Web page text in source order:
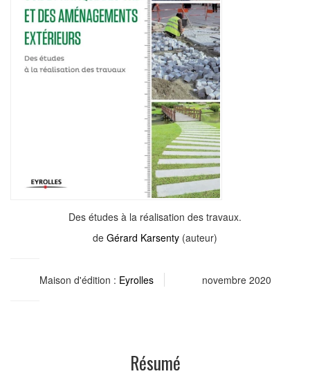
Des études à la réalisation des travaux.
de Gérard Karsenty (auteur)
Maison d'édition : Eyrolles novembre 2020
Résumé